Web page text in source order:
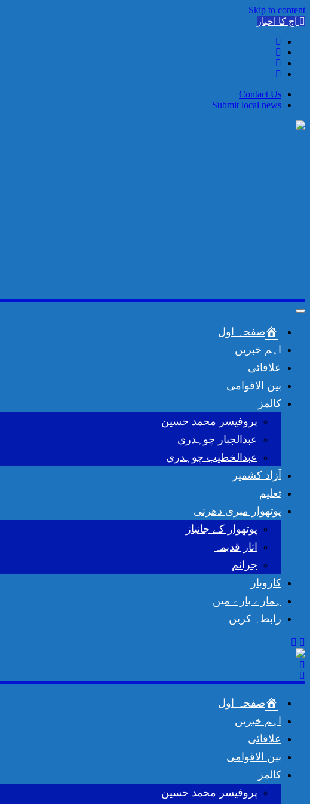
Skip to content
آج کا اخبار
Contact Us
Submit local news
Toggle
صفحہ اول
اہم خبریں
علاقائی
بین الاقوامی
کالمز
پروفیسر محمد حسین
عبدالجبار چوہدری
عبدالخطیب چوہدری
آزاد کشمیر
تعلیم
پوٹھوار میری دھرتی
پوٹھوار کے جانباز
اثار قدیمہ
جرائم
کاروبار
ہمارے بارے میں
رابطہ کریں
صفحہ اول
اہم خبریں
علاقائی
بین الاقوامی
کالمز
پروفیسر محمد حسین